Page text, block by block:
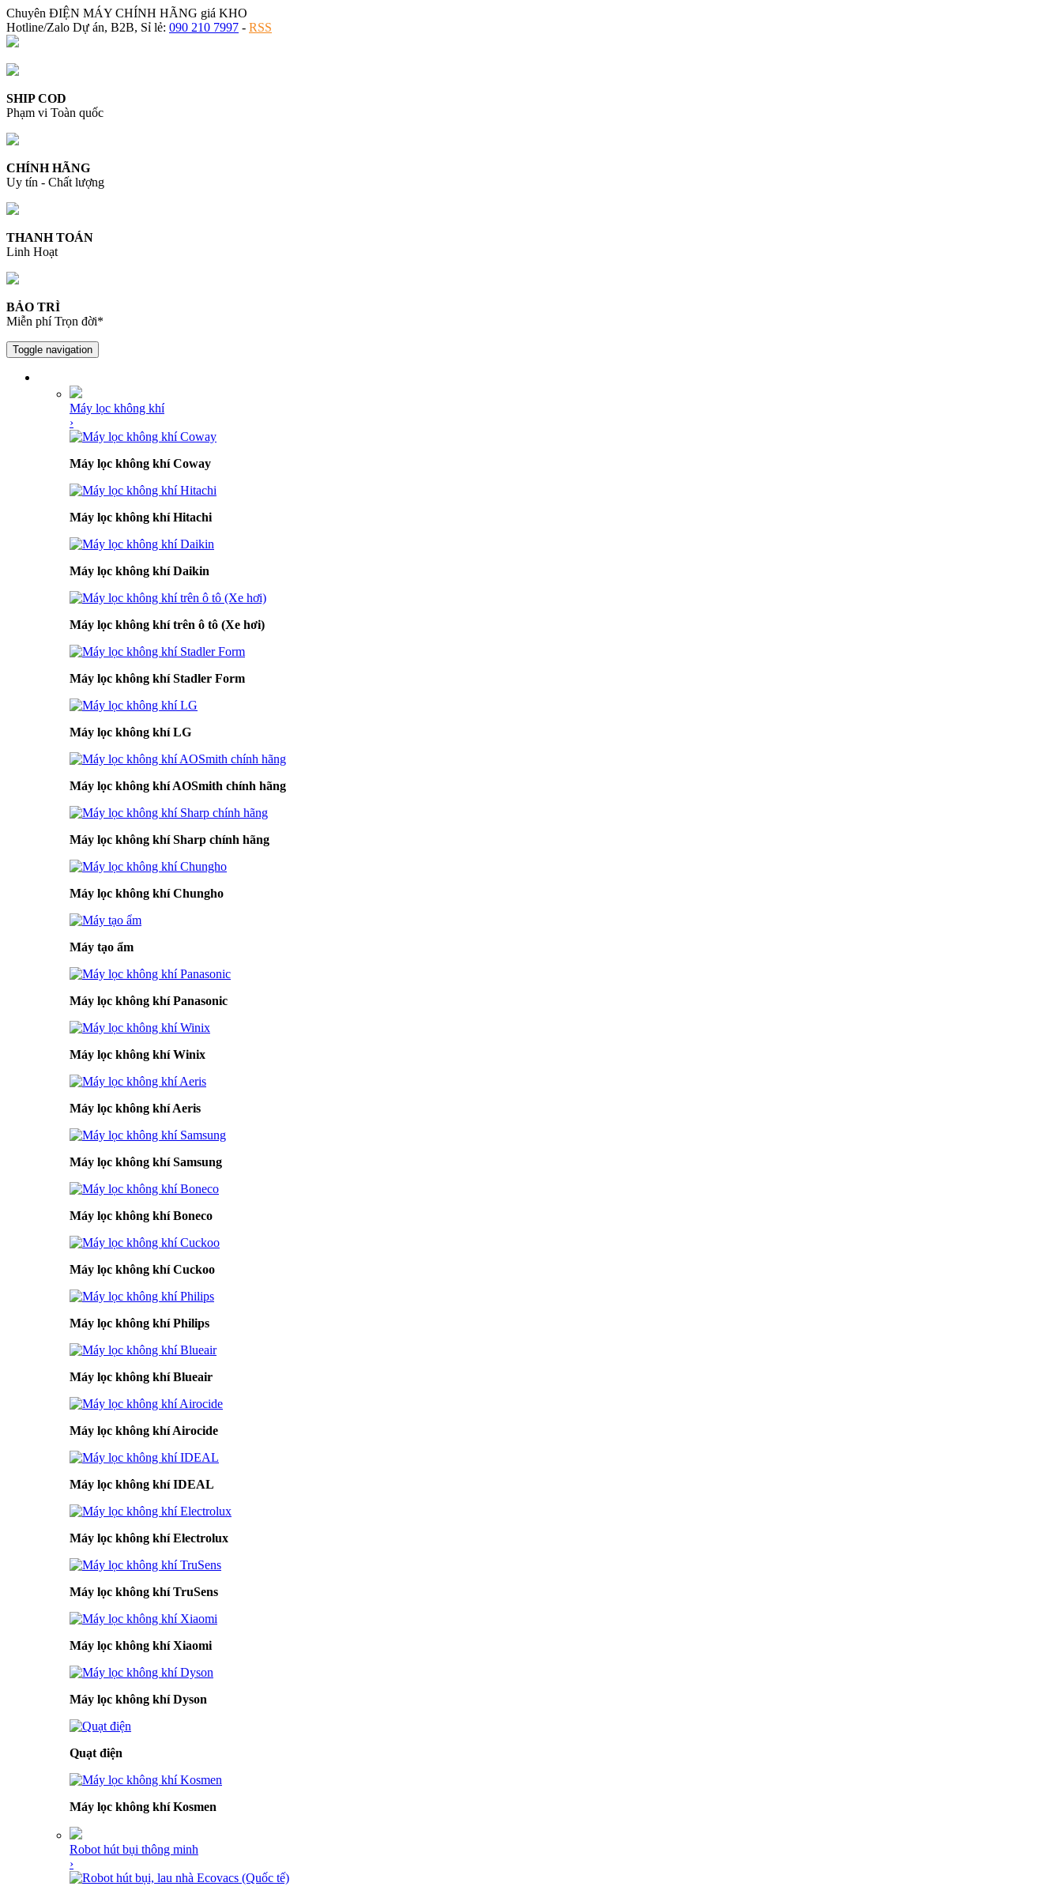
Chuyên ĐIỆN MÁY CHÍNH HÃNG giá KHO
Hotline/Zalo Dự án, B2B, Sỉ lẻ: 090 210 7997 - RSS
SHIP COD
Phạm vi Toàn quốc
CHÍNH HÃNG
Uy tín - Chất lượng
THANH TOÁN
Linh Hoạt
BẢO TRÌ
Miễn phí Trọn đời*
Toggle navigation
Máy lọc không khí
›
Máy lọc không khí Coway
Máy lọc không khí Hitachi
Máy lọc không khí Daikin
Máy lọc không khí trên ô tô (Xe hơi)
Máy lọc không khí Stadler Form
Máy lọc không khí LG
Máy lọc không khí AOSmith chính hãng
Máy lọc không khí Sharp chính hãng
Máy lọc không khí Chungho
Máy tạo ẩm
Máy lọc không khí Panasonic
Máy lọc không khí Winix
Máy lọc không khí Aeris
Máy lọc không khí Samsung
Máy lọc không khí Boneco
Máy lọc không khí Cuckoo
Máy lọc không khí Philips
Máy lọc không khí Blueair
Máy lọc không khí Airocide
Máy lọc không khí IDEAL
Máy lọc không khí Electrolux
Máy lọc không khí TruSens
Máy lọc không khí Xiaomi
Máy lọc không khí Dyson
Quạt điện
Máy lọc không khí Kosmen
Robot hút bụi thông minh
›